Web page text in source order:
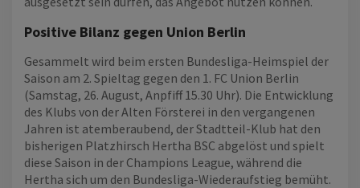
Positive Bilanz gegen Union Berlin
Gesammelt wird beim ersten Bundesliga-Heimspiel der
Saison am 2. Spieltag gegen den 1. FC Union Berlin
(Samstag, 26. August, Anpfiff 15.30 Uhr). Die Entwicklung
des Klubs von der Alten Försterei in den vergangenen
Jahren ist atemberaubend, der Stadtteil-Klub hat den
bisherigen Platzhirsch Hertha BSC abgelöst und spielt
diese Saison in der Champions League, während die
Hertha sich um den Bundesliga-Wiederaufstieg bemüht.